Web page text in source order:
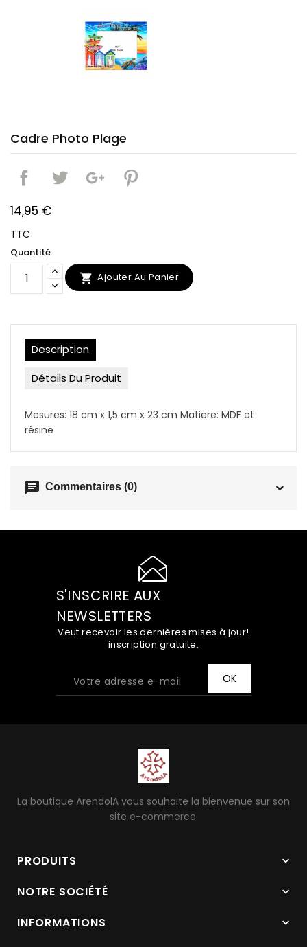
Cadre Photo Plage
14,95 €
TTC
Quantité
 Ajouter Au Panier
Description
Détails Du Produit
Mesures: 18 cm x 1,5 cm x 23 cm Matiere: MDF et
résine
chat Commentaires (0)
S'INSCRIRE AUX
NEWSLETTERS
Veut recevoir les dernières mises à jour!
inscription gratuite.
La boutique ArendolA vous souhaite la bienvenue sur son
site e-commerce.
PRODUITS 
NOTRE SOCIÉTÉ 
INFORMATIONS 